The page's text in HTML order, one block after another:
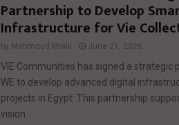
Partnership to Develop
Infrastructure for Vie
by Mahmoud khalil June 21, 2026
VIE Communities has signed a strategic
WE to develop advanced digital
projects in Egypt. This partnership
vision...